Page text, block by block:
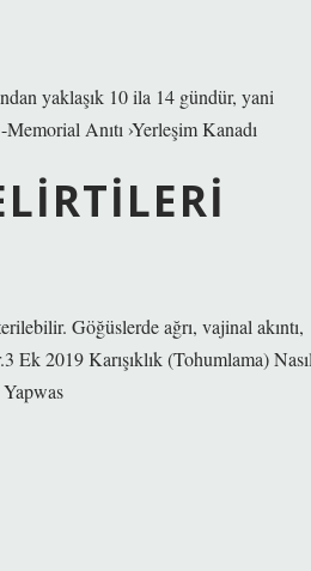
yaklaşık 10 ila 14 gündür, yani
Anıtı ›Yerleşim Kanadı
Göğüslerde ağrı, vajinal akıntı,
Ek 2019 Karışıklık (Tohumlama)
Yapwas